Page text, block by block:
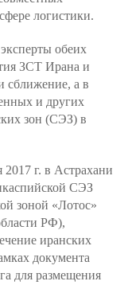
логистики.
обеих
ЗСТ Ирана и
сближение, а в
и других
зон (СЭЗ) в
г. в Астрахани
СЭЗ
зоной «Лотос»
РФ),
иранских
документа
для размещения